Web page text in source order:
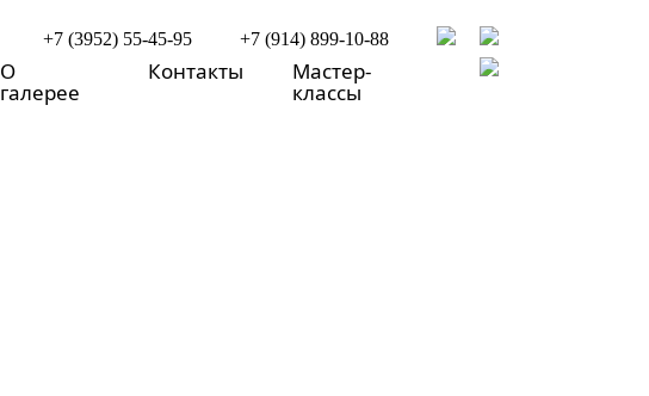
+7 (3952) 55-45-95 +7 (914) 899-10-88
О
галерее
Контакты Мастер-
классы